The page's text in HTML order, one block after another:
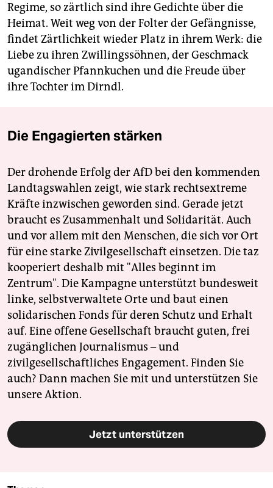
Regime, so zärtlich sind ihre Gedichte über die
Heimat. Weit weg von der Folter der Gefängnisse,
findet Zärtlichkeit wieder Platz in ihrem Werk: die
Liebe zu ihren Zwillingssöhnen, der Geschmack
ugandischer Pfannkuchen und die Freude über
ihre Tochter im Dirndl.
Die Engagierten stärken
Der drohende Erfolg der AfD bei den kommenden
Landtagswahlen zeigt, wie stark rechtsextreme
Kräfte inzwischen geworden sind. Gerade jetzt
braucht es Zusammenhalt und Solidarität. Auch
und vor allem mit den Menschen, die sich vor Ort
für eine starke Zivilgesellschaft einsetzen. Die taz
kooperiert deshalb mit "Alles beginnt im
Zentrum". Die Kampagne unterstützt bundesweit
linke, selbstverwaltete Orte und baut einen
solidarischen Fonds für deren Schutz und Erhalt
auf. Eine offene Gesellschaft braucht guten, frei
zugänglichen Journalismus – und
zivilgesellschaftliches Engagement. Finden Sie
auch? Dann machen Sie mit und unterstützen Sie
unsere Aktion.
Jetzt unterstützen